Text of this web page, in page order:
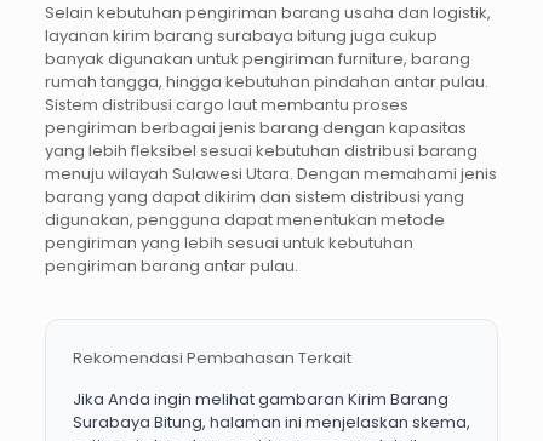
Selain kebutuhan pengiriman barang usaha dan logistik,
layanan kirim barang surabaya bitung juga cukup
banyak digunakan untuk pengiriman furniture, barang
rumah tangga, hingga kebutuhan pindahan antar pulau.
Sistem distribusi cargo laut membantu proses
pengiriman berbagai jenis barang dengan kapasitas
yang lebih fleksibel sesuai kebutuhan distribusi barang
menuju wilayah Sulawesi Utara. Dengan memahami jenis
barang yang dapat dikirim dan sistem distribusi yang
digunakan, pengguna dapat menentukan metode
pengiriman yang lebih sesuai untuk kebutuhan
pengiriman barang antar pulau.
Rekomendasi Pembahasan Terkait
Jika Anda ingin melihat gambaran Kirim Barang
Surabaya Bitung, halaman ini menjelaskan skema,